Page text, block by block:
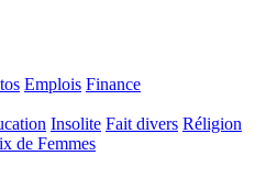
Emplois Finance
Insolite Fait divers Réligion
de Femmes